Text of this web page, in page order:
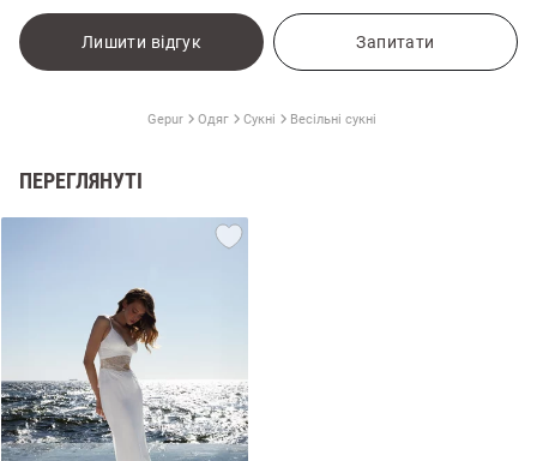
Лишити відгук Запитати
Gepur Одяг Сукні Весільні сукні
ПЕРЕГЛЯНУТІ